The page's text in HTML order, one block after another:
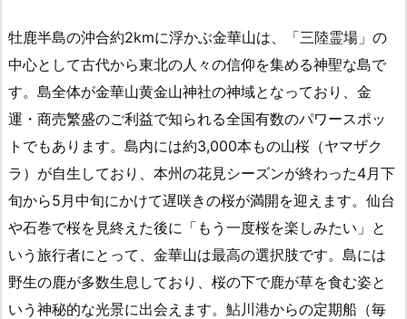
牡鹿半島の沖合約2kmに浮かぶ金華山は、「三陸霊場」の
中心として古代から東北の人々の信仰を集める神聖な島で
す。島全体が金華山黄金山神社の神域となっており、金
運・商売繁盛のご利益で知られる全国有数のパワースポッ
トでもあります。島内には約3,000本もの山桜（ヤマザク
ラ）が自生しており、本州の花見シーズンが終わった4月下
旬から5月中旬にかけて遅咲きの桜が満開を迎えます。仙台
や石巻で桜を見終えた後に「もう一度桜を楽しみたい」と
いう旅行者にとって、金華山は最高の選択肢です。島には
野生の鹿が多数生息しており、桜の下で鹿が草を食む姿と
いう神秘的な光景に出会えます。鮎川港からの定期船（毎